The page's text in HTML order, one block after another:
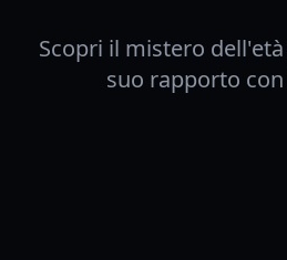
Scopri il mistero
suo rapporto